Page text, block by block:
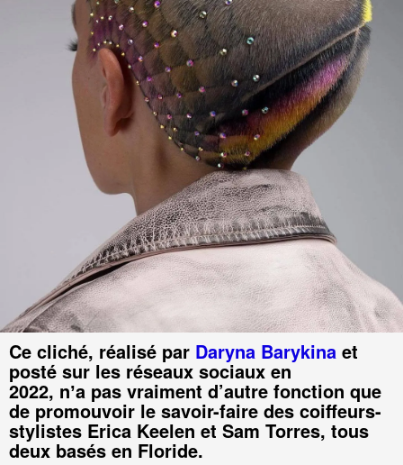
Ce cliché, réalisé par Daryna Barykina et
posté sur les réseaux sociaux en
2022, nʼa pas vraiment d’autre fonction que
de promouvoir le savoir-faire des coiffeurs-
stylistes Erica Keelen et Sam Torres, tous
deux basés en Floride.